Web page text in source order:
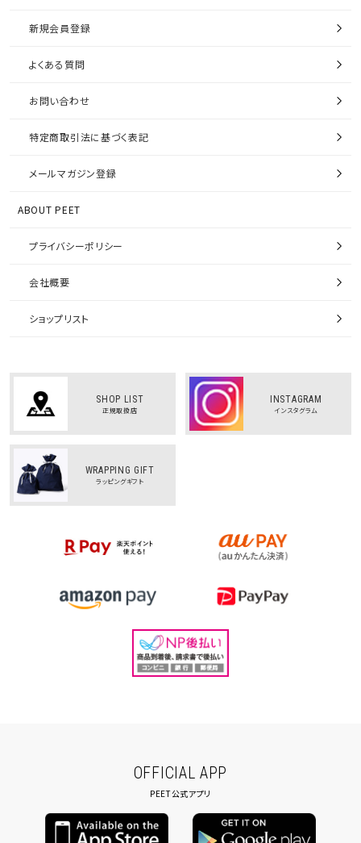
新規会員登録
よくある質問
お問い合わせ
特定商取引法に基づく表記
メールマガジン登録
ABOUT PEET
プライバシーポリシー
会社概要
ショップリスト
SHOP LIST
正規取扱店
INSTAGRAM
インスタグラム
WRAPPING GIFT
ラッピングギフト
OFFICIAL APP
PEET公式アプリ